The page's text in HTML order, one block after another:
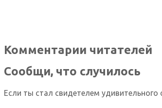
Комментарии читателей
Сообщи, что случилось
Если ты стал свидетелем